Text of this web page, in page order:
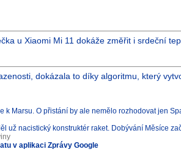
u Xiaomi Mi 11 dokáže změřit i srdeční
dokázala to díky algoritmu, který
k Marsu. O přistání by ale nemělo rozhodovat jen
už nacistický konstruktér raket. Dobývání Měsíce
v aplikaci Zprávy Google